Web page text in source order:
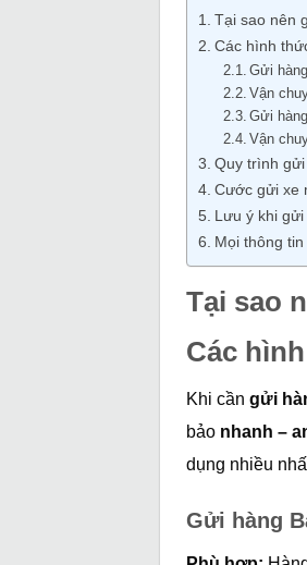
Tại sao nên
Các hình
Gửi
Vận
Gửi
Vận
Quy trình
Cước gửi xe
Lưu ý khi
Mọi thông
Tại sao
Các
Khi cần gửi
bảo nhanh –
dụng nhiều
Gửi hàng